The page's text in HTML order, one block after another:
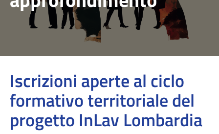
Iscrizioni aperte al ciclo
formativo territoriale del
progetto InLav Lombardia